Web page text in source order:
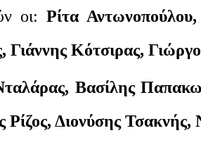
οι: Ρίτα
Γιάννης Κότσιρας,
Βασίλης
Ρίζος, Διονύσης